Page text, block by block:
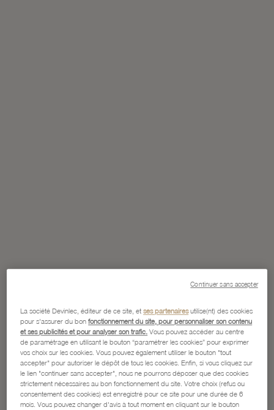
La société Devinlec, éditeur de ce site, etses partenairesutilise(nt) des cookies
pour s'assurer du bonfonctionnement du site, pour personnaliser son contenu
et ses publicités et pour analyser son trafic. Vous pouvez accéder au centre
de paramétrage en utilisant le bouton “paramétrer les cookies” pour exprimer
vos choix sur les cookies. Vous pouvez également utiliser le bouton "tout
accepter" pour autoriser le dépôt de tous les cookies. Enfin, si vous cliquez sur
le lien "continuer sans accepter", nous ne pourrons déposer que des cookies
strictement nécessaires au bon fonctionnement du site. Votre choix (refus ou
consentement des cookies) est enregistré pour ce site pour une durée de 6
mois. Vous pouvez changer d'avis à tout moment en cliquant sur le bouton
Continuer sans accepter